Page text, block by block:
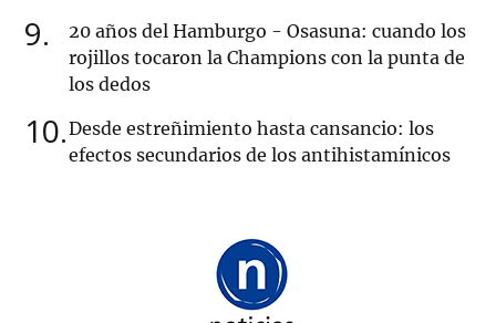
9
20 años del Hamburgo - Osasuna: cuando los
rojillos tocaron la Champions con la punta de
los dedos
10 Desde estreñimiento hasta cansancio: los
efectos secundarios de los antihistamínicos